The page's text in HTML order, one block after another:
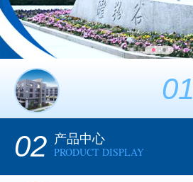
01
02 产品中心
PRODUCT DISPLAY